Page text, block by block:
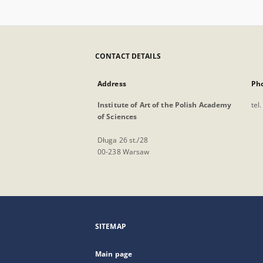
CONTACT DETAILS
Address
Institute of Art of the Polish Academy
of Sciences
Długa 26 st./28
00-238 Warsaw
tel.
SITEMAP
Main page